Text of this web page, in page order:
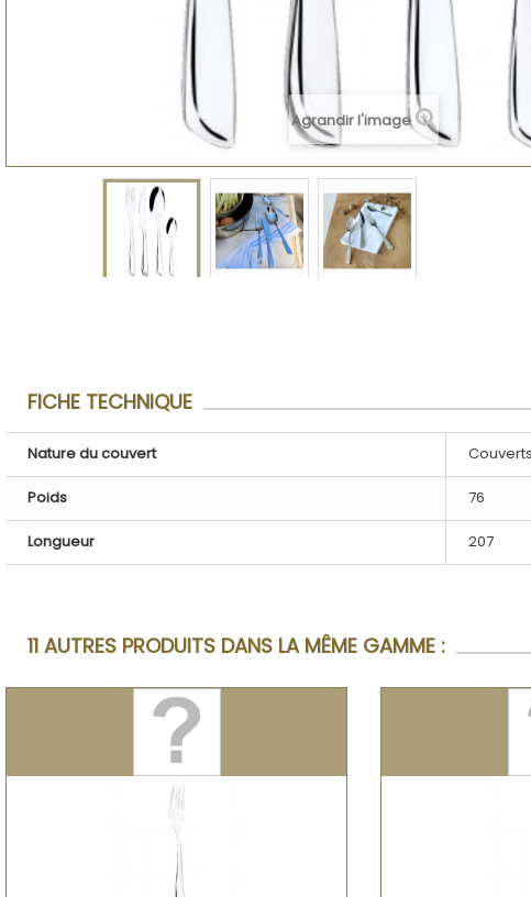
Agrandir l'image
FICHE TECHNIQUE
Nature du couvert
Poids 76
Longueur 207
11 AUTRES PRODUITS DANS LA MÊME GAMME :